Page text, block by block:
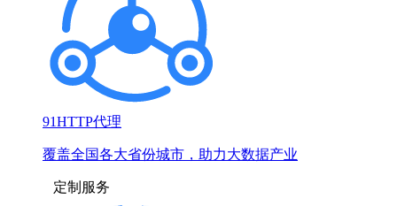
91HTTP代理
覆盖全国各大省份城市，助力大数据产业
定制服务